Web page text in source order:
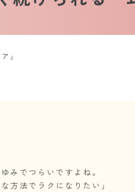
」
みでつらいですよね。
方法でラクになりたい」